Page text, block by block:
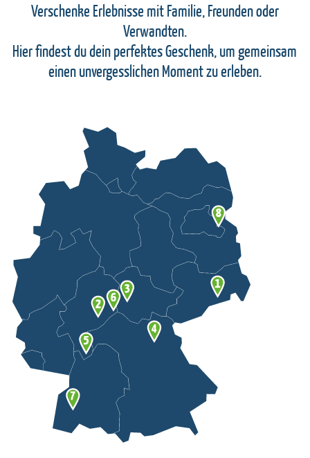
Verschenke Erlebnisse mit Familie, Freunden oder
Verwandten.
Hier findest du dein perfektes Geschenk, um gemeinsam
einen unvergesslichen Moment zu erleben.